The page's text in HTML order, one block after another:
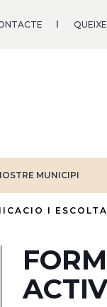
MUNICIPI
I